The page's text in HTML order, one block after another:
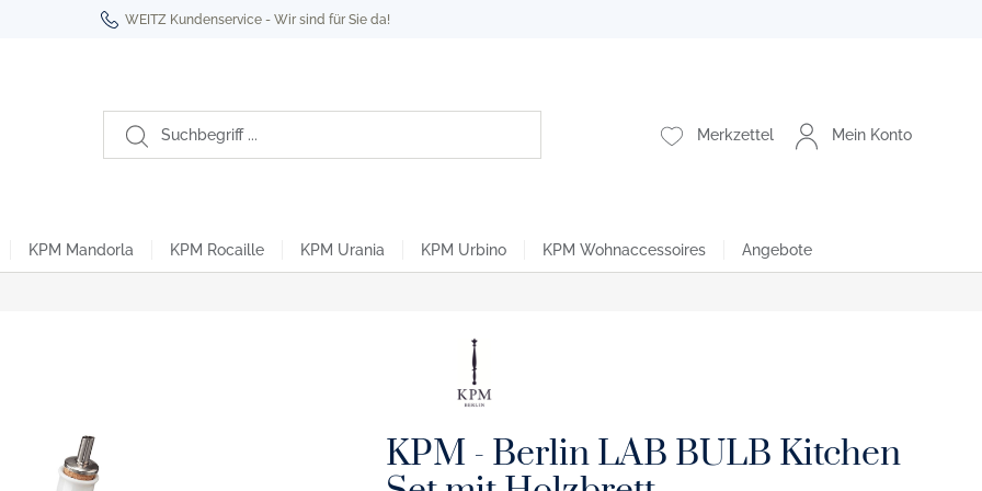
WEITZ Kundenservice - Wir sind für Sie da!
Merkzettel Mein Konto
KPM Mandorla KPM Rocaille KPM Urania KPM Urbino KPM Wohnaccessoires Angebote
KPM - Berlin LAB BULB Kitchen